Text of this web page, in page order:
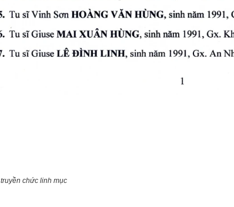
truyền chức linh mục